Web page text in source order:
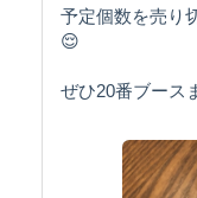
予定個数を売り
😌
ぜひ20番ブース